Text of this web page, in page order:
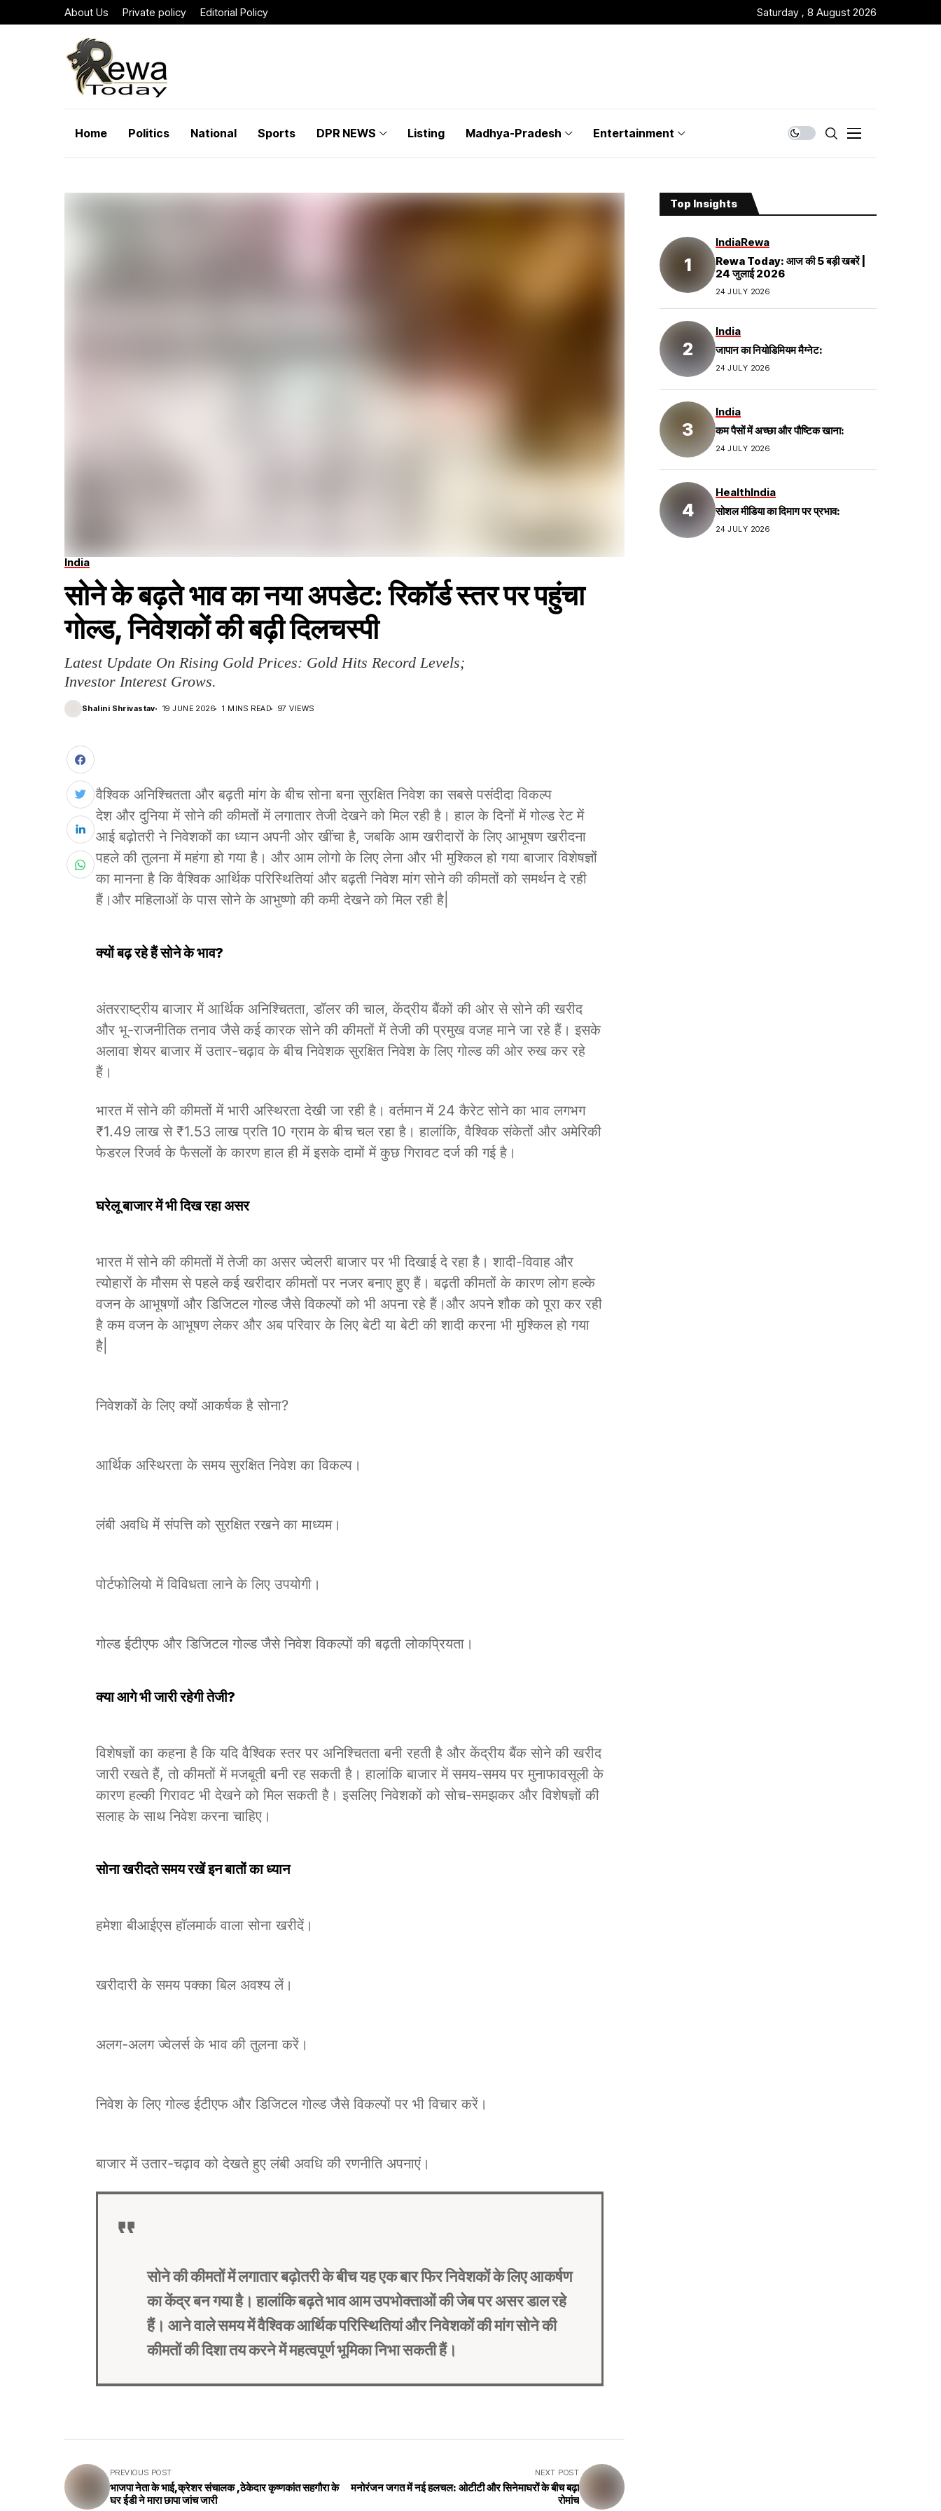
About Us Private policy Editorial Policy Saturday , 8 August 2026
Home Politics National Sports DPR NEWS Listing Madhya-Pradesh Entertainment
India
सोने के बढ़ते भाव का नया अपडेट: रिकॉर्ड स्तर पर पहुंचा
गोल्ड, निवेशकों की बढ़ी दिलचस्पी
Latest Update On Rising Gold Prices: Gold Hits Record Levels;
Investor Interest Grows.
Shalini Shrivastav 19 JUNE 2026 1 MINS READ 97 VIEWS
वैश्विक अनिश्चितता और बढ़ती मांग के बीच सोना बना सुरक्षित निवेश का सबसे पसंदीदा विकल्प
देश और दुनिया में सोने की कीमतों में लगातार तेजी देखने को मिल रही है। हाल के दिनों में गोल्ड रेट में
आई बढ़ोतरी ने निवेशकों का ध्यान अपनी ओर खींचा है, जबकि आम खरीदारों के लिए आभूषण खरीदना
पहले की तुलना में महंगा हो गया है। और आम लोगो के लिए लेना और भी मुश्किल हो गया बाजार विशेषज्ञों
का मानना है कि वैश्विक आर्थिक परिस्थितियां और बढ़ती निवेश मांग सोने की कीमतों को समर्थन दे रही
हैं।और महिलाओं के पास सोने के आभुष्णो की कमी देखने को मिल रही है|
क्यों बढ़ रहे हैं सोने के भाव?
अंतरराष्ट्रीय बाजार में आर्थिक अनिश्चितता, डॉलर की चाल, केंद्रीय बैंकों की ओर से सोने की खरीद
और भू-राजनीतिक तनाव जैसे कई कारक सोने की कीमतों में तेजी की प्रमुख वजह माने जा रहे हैं। इसके
अलावा शेयर बाजार में उतार-चढ़ाव के बीच निवेशक सुरक्षित निवेश के लिए गोल्ड की ओर रुख कर रहे
हैं।
भारत में सोने की कीमतों में भारी अस्थिरता देखी जा रही है। वर्तमान में 24 कैरेट सोने का भाव लगभग
₹1.49 लाख से ₹1.53 लाख प्रति 10 ग्राम के बीच चल रहा है। हालांकि, वैश्विक संकेतों और अमेरिकी
फेडरल रिजर्व के फैसलों के कारण हाल ही में इसके दामों में कुछ गिरावट दर्ज की गई है।
घरेलू बाजार में भी दिख रहा असर
भारत में सोने की कीमतों में तेजी का असर ज्वेलरी बाजार पर भी दिखाई दे रहा है। शादी-विवाह और
त्योहारों के मौसम से पहले कई खरीदार कीमतों पर नजर बनाए हुए हैं। बढ़ती कीमतों के कारण लोग हल्के
वजन के आभूषणों और डिजिटल गोल्ड जैसे विकल्पों को भी अपना रहे हैं।और अपने शौक को पूरा कर रही
है कम वजन के आभूषण लेकर और अब परिवार के लिए बेटी या बेटी की शादी करना भी मुश्किल हो गया
है|
निवेशकों के लिए क्यों आकर्षक है सोना?
आर्थिक अस्थिरता के समय सुरक्षित निवेश का विकल्प।
लंबी अवधि में संपत्ति को सुरक्षित रखने का माध्यम।
पोर्टफोलियो में विविधता लाने के लिए उपयोगी।
गोल्ड ईटीएफ और डिजिटल गोल्ड जैसे निवेश विकल्पों की बढ़ती लोकप्रियता।
क्या आगे भी जारी रहेगी तेजी?
विशेषज्ञों का कहना है कि यदि वैश्विक स्तर पर अनिश्चितता बनी रहती है और केंद्रीय बैंक सोने की खरीद
जारी रखते हैं, तो कीमतों में मजबूती बनी रह सकती है। हालांकि बाजार में समय-समय पर मुनाफावसूली के
कारण हल्की गिरावट भी देखने को मिल सकती है। इसलिए निवेशकों को सोच-समझकर और विशेषज्ञों की
सलाह के साथ निवेश करना चाहिए।
सोना खरीदते समय रखें इन बातों का ध्यान
हमेशा बीआईएस हॉलमार्क वाला सोना खरीदें।
खरीदारी के समय पक्का बिल अवश्य लें।
अलग-अलग ज्वेलर्स के भाव की तुलना करें।
निवेश के लिए गोल्ड ईटीएफ और डिजिटल गोल्ड जैसे विकल्पों पर भी विचार करें।
बाजार में उतार-चढ़ाव को देखते हुए लंबी अवधि की रणनीति अपनाएं।
सोने की कीमतों में लगातार बढ़ोतरी के बीच यह एक बार फिर निवेशकों के लिए आकर्षण
का केंद्र बन गया है। हालांकि बढ़ते भाव आम उपभोक्ताओं की जेब पर असर डाल रहे
हैं। आने वाले समय में वैश्विक आर्थिक परिस्थितियां और निवेशकों की मांग सोने की
कीमतों की दिशा तय करने में महत्वपूर्ण भूमिका निभा सकती हैं।
PREVIOUS POST
भाजपा नेता के भाई,क्रेशर संचालक ,ठेकेदार कृष्णकांत सहगौरा के
घर ईडी ने मारा छापा जांच जारी
NEXT POST
मनोरंजन जगत में नई हलचल: ओटीटी और सिनेमाघरों के बीच बढ़ा
रोमांच
Top Insights
IndiaRewa
Rewa Today: आज की 5 बड़ी खबरें |
24 जुलाई 2026
24 JULY 2026
India
जापान का नियोडिमियम मैग्नेट:
24 JULY 2026
India
कम पैसों में अच्छा और पौष्टिक खाना:
24 JULY 2026
HealthIndia
सोशल मीडिया का दिमाग पर प्रभाव:
24 JULY 2026